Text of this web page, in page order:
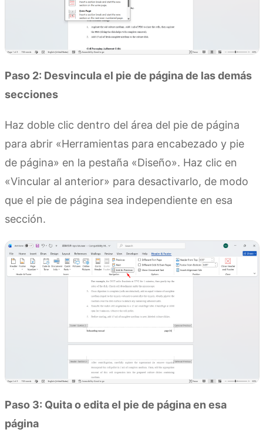
Paso 2: Desvincula el pie de página de las demás
secciones
Haz doble clic dentro del área del pie de página
para abrir «Herramientas para encabezado y pie
de página» en la pestaña «Diseño». Haz clic en
«Vincular al anterior» para desactivarlo, de modo
que el pie de página sea independiente en esa
sección.
Paso 3: Quita o edita el pie de página en esa
página